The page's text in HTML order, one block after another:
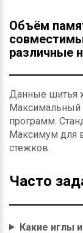
Объём
различные
Данные шитья
Максимальный
программ.
Максимум для
стежков.
Часто
Какие иглы